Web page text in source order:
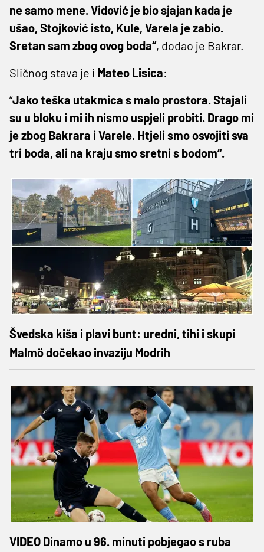
ne samo mene. Vidović je bio sjajan kada je
ušao, Stojković isto, Kule, Varela je zabio.
Sretan sam zbog ovog boda“, dodao je Bakrar.
Sličnog stava je i Mateo Lisica:
“Jako teška utakmica s malo prostora. Stajali
su u bloku i mi ih nismo uspjeli probiti. Drago mi
je zbog Bakrara i Varele. Htjeli smo osvojiti sva
tri boda, ali na kraju smo sretni s bodom“.
Švedska kiša i plavi bunt: uredni, tihi i skupi
Malmö dočekao invaziju Modrih
VIDEO Dinamo u 96. minuti pobjegao s ruba